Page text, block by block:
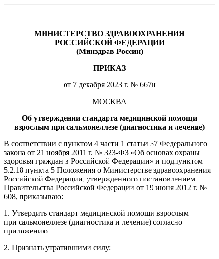
МИНИСТЕРСТВО ЗДРАВООХРАНЕНИЯ
РОССИЙСКОЙ ФЕДЕРАЦИИ
(Минздрав России)
ПРИКАЗ
от 7 декабря 2023 г. № 667н
МОСКВА
Об утверждении стандарта медицинской помощи
взрослым при сальмонеллезе (диагностика и лечение)
В соответствии с пунктом 4 части 1 статьи 37 Федерального
закона от 21 ноября 2011 г. № 323-ФЗ «Об основах охраны
здоровья граждан в Российской Федерации» и подпунктом
5.2.18 пункта 5 Положения о Министерстве здравоохранения
Российской Федерации, утвержденного постановлением
Правительства Российской Федерации от 19 июня 2012 г. №
608, приказываю:
1. Утвердить стандарт медицинской помощи взрослым
при сальмонеллезе (диагностика и лечение) согласно
приложению.
2. Признать утратившими силу: